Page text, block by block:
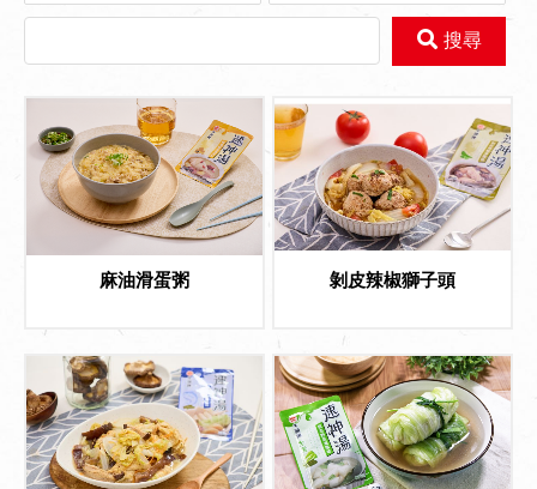
搜尋
麻油滑蛋粥 剝皮辣椒獅子頭